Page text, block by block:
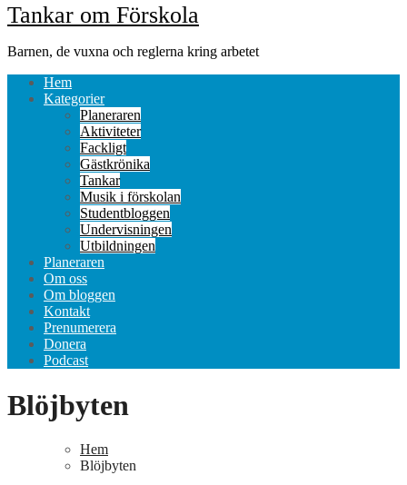
Tankar om Förskola
Barnen, de vuxna och reglerna kring arbetet
Hem
Kategorier
Planeraren
Aktiviteter
Fackligt
Gästkrönika
Tankar
Musik i förskolan
Studentbloggen
Undervisningen
Utbildningen
Planeraren
Om oss
Om bloggen
Kontakt
Prenumerera
Donera
Podcast
Blöjbyten
Hem
Blöjbyten